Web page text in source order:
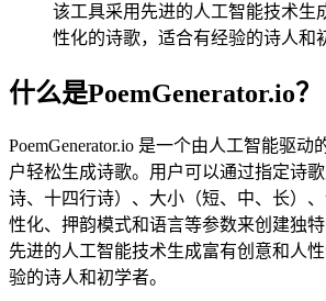
该工具采用先进的人工智能技术生
性化的诗歌，适合有经验的诗人和
什么是PoemGenerator.io？
PoemGenerator.io 是一个由人工智能驱动
户轻松生成诗歌。用户可以通过指定诗
诗、十四行诗）、大小（短、中、长）
性化、押韵模式和语言等参数来创建独
先进的人工智能技术生成富有创意和人
验的诗人和初学者。